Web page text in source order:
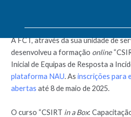
A FCT, através da sua unidade de
desenvolveu a formação online
Inicial de Equipas de Resposta a
plataforma NAU. Asinscrições para
abertas até 8 de maio de 2025.
O curso “CSIRT in a Box: